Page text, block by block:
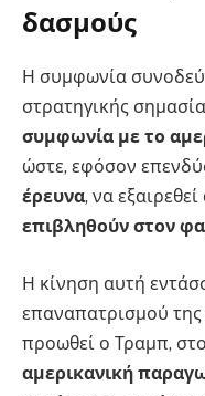
δασμούς
Η συμφωνία
στρατηγικής
συμφωνία με το
ώστε, εφόσον
έρευνα, να
επιβληθούν στον
Η κίνηση αυτή
επαναπατρισμού
προωθεί ο Τραμπ,
αμερικανική